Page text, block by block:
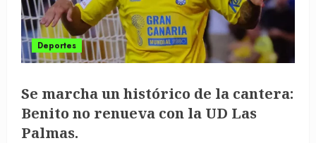
Deportes
Se marcha un histórico de la cantera:
Benito no renueva con la UD Las
Palmas.